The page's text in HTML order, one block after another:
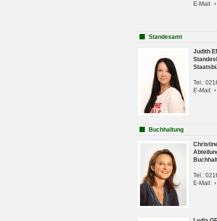
E-Mail:
Standesamt
Judith
Tel.:
E-Mail:
Buchhaltung
Tel.:
E-Mail: